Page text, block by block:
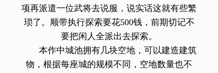
项再派遣一位武将去说服，说实话这就有些繁
琐了。顺带执行探索要花500钱，前期切记不
要把闲人全派出去探索。
本作中城池拥有几块空地，可以建造建筑
物，根据每座城的规模不同，空地数量也不